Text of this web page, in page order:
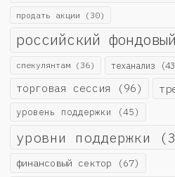
продать акции (30)
российский
спекулянтам (36) теханализ
торговая сессия (96)
уровень поддержки (45)
уровни поддержки
финансовый сектор (67)